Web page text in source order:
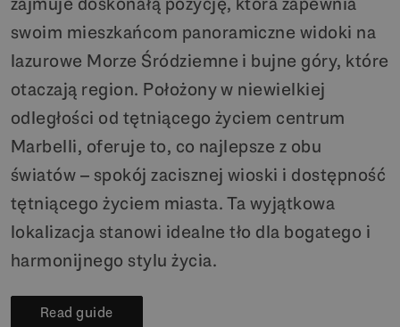
swoim mieszkańcom panoramiczne widoki na
lazurowe Morze Śródziemne i bujne góry, które
otaczają region. Położony w niewielkiej
odległości od tętniącego życiem centrum
Marbelli, oferuje to, co najlepsze z obu
światów – spokój zacisznej wioski i dostępność
tętniącego życiem miasta. Ta wyjątkowa
lokalizacja stanowi idealne tło dla bogatego i
harmonijnego stylu życia.
Read guide